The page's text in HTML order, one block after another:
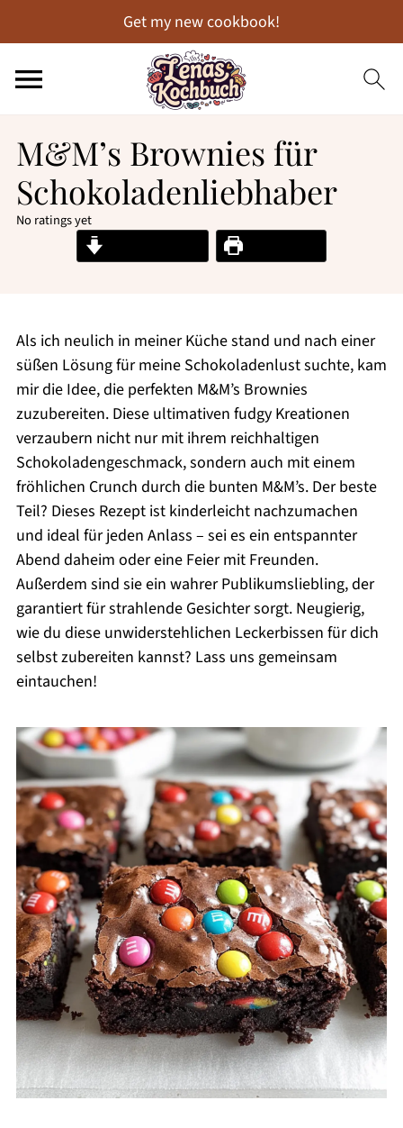
Get my new cookbook!
M&M’s Brownies für
Schokoladenliebhaber
No ratings yet
Print Recipe
Als ich neulich in meiner Küche stand und nach einer
süßen Lösung für meine Schokoladenlust suchte, kam
mir die Idee, die perfekten M&M’s Brownies
zuzubereiten. Diese ultimativen fudgy Kreationen
verzaubern nicht nur mit ihrem reichhaltigen
Schokoladengeschmack, sondern auch mit einem
fröhlichen Crunch durch die bunten M&M’s. Der beste
Teil? Dieses Rezept ist kinderleicht nachzumachen
und ideal für jeden Anlass – sei es ein entspannter
Abend daheim oder eine Feier mit Freunden.
Außerdem sind sie ein wahrer Publikumsliebling, der
garantiert für strahlende Gesichter sorgt. Neugierig,
wie du diese unwiderstehlichen Leckerbissen für dich
selbst zubereiten kannst? Lass uns gemeinsam
eintauchen!